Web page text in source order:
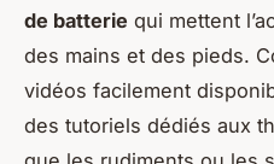
de batterie qui mettent
des mains et des pieds.
vidéos facilement
des tutoriels dédiés aux